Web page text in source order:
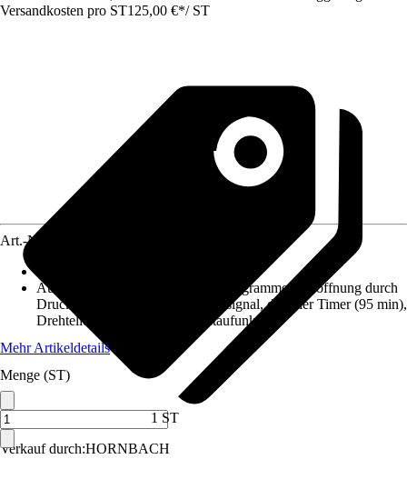
Versandkosten pro ST125,00 €*/ ST
Verkauf durch:HORNBACH
Art.-Nr.
Ausstattung
6 automatische Garprogramme, Türöffnung durch
Druckknopf, LED-Anzeige, Endsignal, digitaler Timer (95 min),
Drehteller, Einbaurahmen, Auftaufunktion,
Mehr Artikeldetails
Menge (ST)
1 ST